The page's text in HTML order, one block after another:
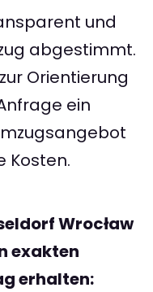
und
abgestimmt.
Orientierung
ein
Kosten.
Wrocław
exakten
erhalten: